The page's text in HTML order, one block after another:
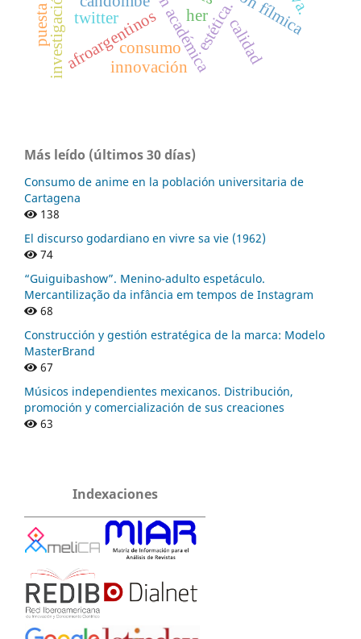
estética.calidad
afroargentinos
her
consumo
twitter
innovación
Más leído (últimos 30 días)
Consumo de anime en la población universitaria de
Cartagena
138
El discurso godardiano en vivre sa vie (1962)
74
“Guiguibashow”. Menino-adulto espetáculo.
Mercantilização da infância em tempos de Instagram
68
Construcción y gestión estratégica de la marca: Modelo
MasterBrand
67
Músicos independientes mexicanos. Distribución,
promoción y comercialización de sus creaciones
63
Indexaciones